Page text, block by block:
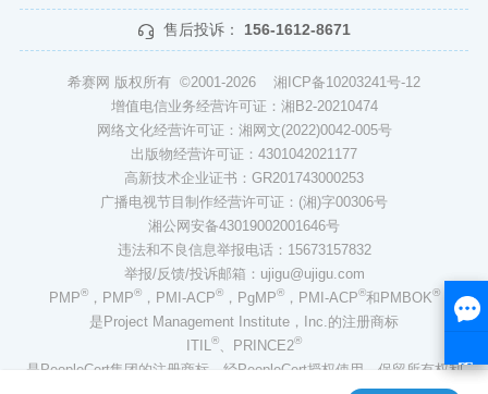
售后投诉： 156-1612-8671
希赛网 版权所有 ©2001-2026 湘ICP备10203241号-12
增值电信业务经营许可证：湘B2-20210474
网络文化经营许可证：湘网文(2022)0042-005号
出版物经营许可证：4301042021177
高新技术企业证书：GR201743000253
广播电视节目制作经营许可证：(湘)字00306号
湘公网安备43019002001646号
违法和不良信息举报电话：15673157832
举报/反馈/投诉邮箱：ujigu@ujigu.com
PMP®，PMP®，PMI-ACP®，PgMP®，PMI-ACP®和PMBOK®
是Project Management Institute，Inc.的注册商标
ITIL®、PRINCE2®
是PeopleCert集团的注册商标，经PeopleCert授权使用，保留所有权利